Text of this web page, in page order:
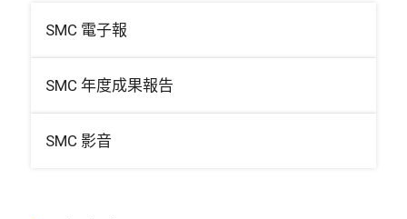
SMC 電子報
SMC 年度成果報告
SMC 影音